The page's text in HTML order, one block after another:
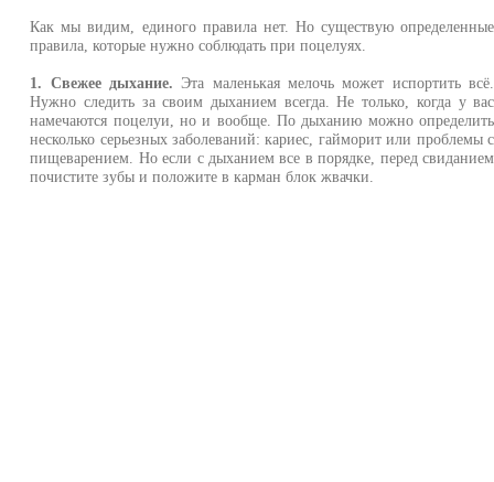
Как мы видим, единого правила нет. Но существую определенные
правила, которые нужно соблюдать при поцелуях.
1. Свежее дыхание. Эта маленькая мелочь может испортить всё.
Нужно следить за своим дыханием всегда. Не только, когда у вас
намечаются поцелуи, но и вообще. По дыханию можно определить
несколько серьезных заболеваний: кариес, гайморит или проблемы с
пищеварением. Но если с дыханием все в порядке, перед свиданием
почистите зубы и положите в карман блок жвачки.